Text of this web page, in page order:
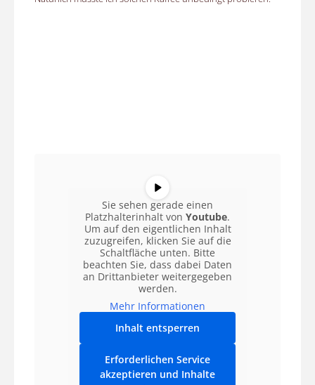
Sie sehen gerade einen
Platzhalterinhalt von Youtube.
Um auf den eigentlichen Inhalt
zuzugreifen, klicken Sie auf die
Schaltfläche unten. Bitte
beachten Sie, dass dabei Daten
an Drittanbieter weitergegeben
werden.
Mehr Informationen
Inhalt entsperren
Erforderlichen Service
akzeptieren und Inhalte